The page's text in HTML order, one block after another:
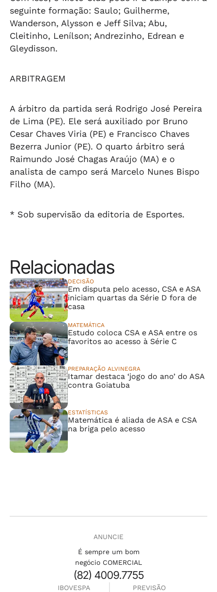
seguinte formação: Saulo; Guilherme,
Wanderson, Alysson e Jeff Silva; Abu,
Cleitinho, Lenílson; Andrezinho, Edrean e
Gleydisson.
ARBITRAGEM
A árbitro da partida será Rodrigo José Pereira
de Lima (PE). Ele será auxiliado por Bruno
Cesar Chaves Viria (PE) e Francisco Chaves
Bezerra Junior (PE). O quarto árbitro será
Raimundo José Chagas Araújo (MA) e o
analista de campo será Marcelo Nunes Bispo
Filho (MA).
* Sob supervisão da editoria de Esportes.
Relacionadas
DECISÃO
Em disputa pelo acesso, CSA e ASA
iniciam quartas da Série D fora de
casa
MATEMÁTICA
Estudo coloca CSA e ASA entre os
favoritos ao acesso à Série C
PREPARAÇÃO ALVINEGRA
Itamar destaca ‘jogo do ano’ do ASA
contra Goiatuba
ESTATÍSTICAS
Matemática é aliada de ASA e CSA
na briga pelo acesso
ANUNCIE
É sempre um bom
negócio COMERCIAL
(82) 4009.7755
IBOVESPA
PREVISÃO